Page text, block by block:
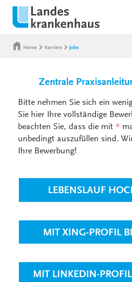
Home Karriere Jobs
Zentrale
Bitte nehmen Sie sich ein
Sie hier Ihre vollständige
beachten Sie, dass die mit*
unbedingt auszufüllen sind.
Ihre Bewerbung!
LEBENSLAUF
MIT XING-PROFIL
MIT LINKEDIN-